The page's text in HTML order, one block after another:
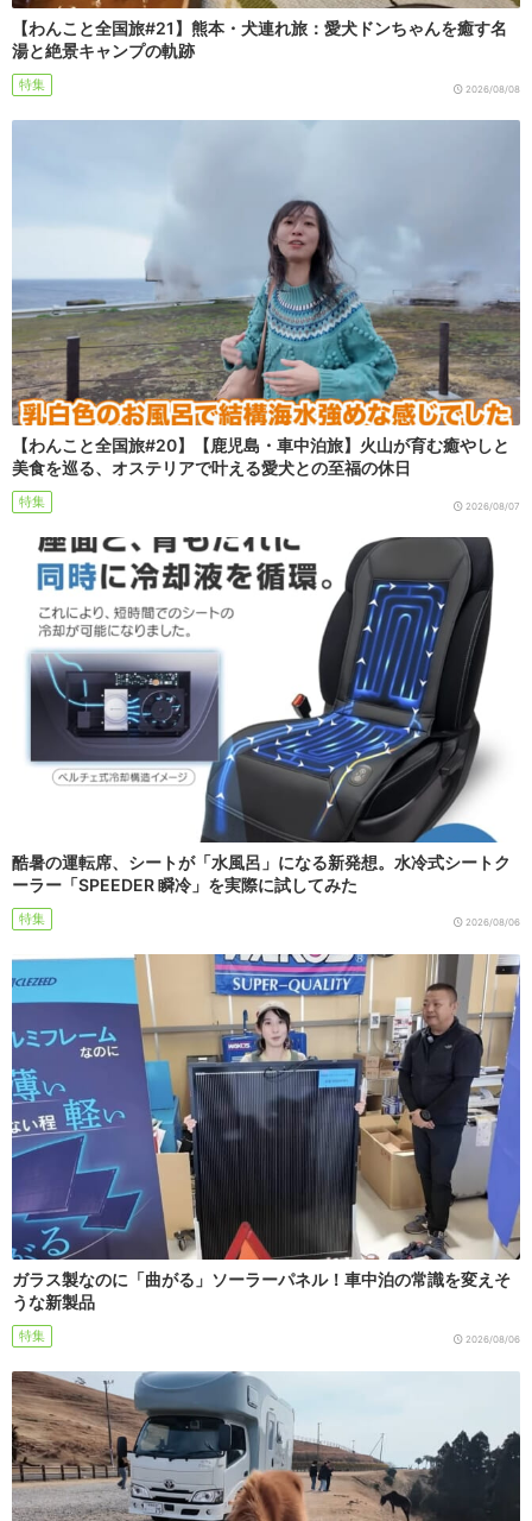
【わんこと全国旅#21】熊本・犬連れ旅：愛犬ドンちゃんを癒す名
湯と絶景キャンプの軌跡
特集 2026/08/08
【わんこと全国旅#20】【鹿児島・車中泊旅】火山が育む癒やしと
美食を巡る、オステリアで叶える愛犬との至福の休日
特集 2026/08/07
酷暑の運転席、シートが「水風呂」になる新発想。水冷式シートク
ーラー「SPEEDER 瞬冷」を実際に試してみた
特集 2026/08/06
ガラス製なのに「曲がる」ソーラーパネル！車中泊の常識を変えそ
うな新製品
特集 2026/08/06